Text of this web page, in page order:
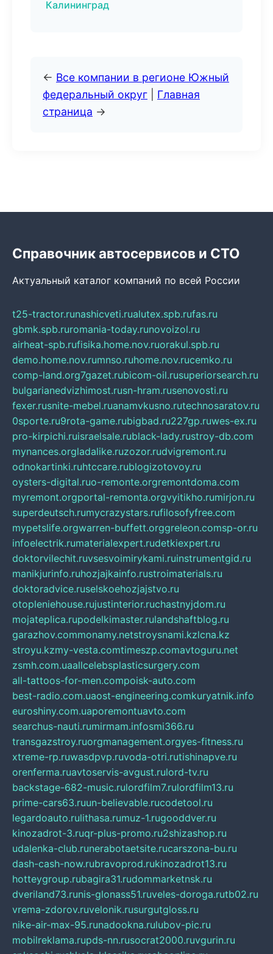
Калининград
← Все компании в регионе Южный
федеральный округ
Главная
страница →
Справочник автосервисов и СТО
Актуальный каталог компаний по всей России
t25-tractor.runashicveti.rualutex.spb.rufas.ru
gbmk.spb.ruromania-today.runovoizol.ru
airheat-spb.rufisika.home.nov.ruorakul.spb.ru
demo.home.nov.rumnso.ruhome.nov.rucemko.ru
comp-land.org7gazet.rubicom-oil.rusuperiorsearch.ru
bulgarianedvizhimost.rusn-hram.rusenovosti.ru
fexer.rusnite-mebel.ruanamvkusno.rutechnosaratov.ru
0sporte.ru9rota-game.rubigbad.ru227gp.ruwes-ex.ru
pro-kirpichi.ruisraelsale.rublack-lady.rustroy-db.com
mynances.orgladalike.ruzozor.rudvigremont.ru
odnokartinki.ruhtccare.rublogizotovoy.ru
oysters-digital.ruo-remonte.orgremontdoma.com
myremont.orgportal-remonta.orgvyitikho.rumirjon.ru
superdeutsch.rumycrazystars.rufilosofyfree.com
mypetslife.orgwarren-buffett.orggreleon.comsp-or.ru
infoelectrik.rumaterialexpert.rudetkiexpert.ru
doktorvilechit.ruvsesvoimirykami.ruinstrumentgid.ru
manikjurinfo.ruhozjajkainfo.rustroimaterials.ru
doktoradvice.ruselskoehozjajstvo.ru
otopleniehouse.rujustinterior.ruchastnyjdom.ru
mojateplica.rupodelkimaster.rulandshaftblog.ru
garazhov.commonamy.netstroysnami.kzlcna.kz
stroyu.kzmy-vesta.comtimeszp.comavtoguru.net
zsmh.com.uaallcelebsplasticsurgery.com
all-tattoos-for-men.compoisk-auto.com
best-radio.com.uaost-engineering.comkuryatnik.info
euroshiny.com.uaporemontuavto.com
searchus-nauti.rumirmam.infosmi366.ru
transgazstroy.ruorgmanagement.orgyes-fitness.ru
xtreme-rp.ruwasdpvp.ruvoda-otri.rutishinapve.ru
orenferma.ruavtoservis-avgust.rulord-tv.ru
backstage-682-music.rulordfilm7.rulordfilm13.ru
prime-cars63.ruun-believable.rucodetool.ru
legardoauto.rulithasa.rumuz-1.rugooddver.ru
kinozadrot-3.ruqr-plus-promo.ru2shizashop.ru
udalenka-club.runerabotaetsite.rucarszona-bu.ru
dash-cash-now.rubravoprod.rukinozadrot13.ru
hotteygroup.rubagira31.rudommarketnsk.ru
dveriland73.runis-glonass51.ruveles-doroga.rutb02.ru
vrema-zdorov.ruvelonik.rusurgutgloss.ru
nike-air-max-95.runadookna.rulubov-pic.ru
mobilreklama.rupds-nn.rusocrat2000.ruvgurin.ru